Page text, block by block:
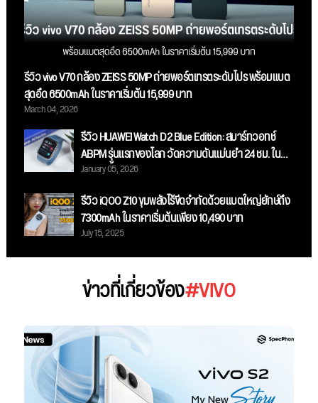
รีวิว vivo V70 กล้อง ZEISS 50MP ถ่ายพอร์ตเทรตระดับโปร พร้อมแบต
สุดอึด 6500mAh ในราคาเริ่มต้น 15,999 บาท
March 04, 2026
รีวิว HUAWEI Watch D2 Blue Edition: สมาร์ทวอทช์
ABPM รุ่นแรกของโลก วัดความดันแม่นยำ 24 ชม. ใน
ดีไซน์สีน้ำเงินสุดสปอร์ต!
January 05, 2026
รีวิว iQOO Z10 ขุมพลังไร้ขีดจำกัดด้วยแบตใหญ่ยักษ์ถึง
7300mAh ในราคาเริ่มต้นเพียง 10,490 บาท
July 15, 2025
ข่าวที่เกี่ยวข้อง#VIVO